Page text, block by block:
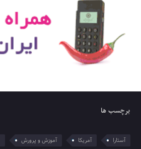
برچسب ها
آستارا آمریکا آموزش و پرورش